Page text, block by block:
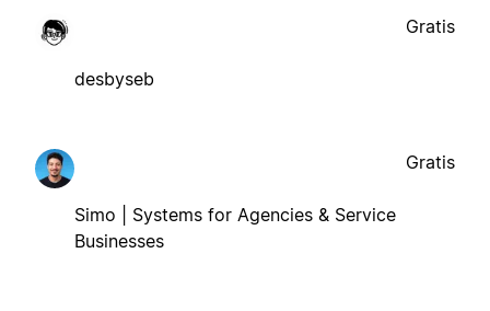
desbyseb
Gratis
Simo | Systems for Agencies & Service
Businesses
Gratis